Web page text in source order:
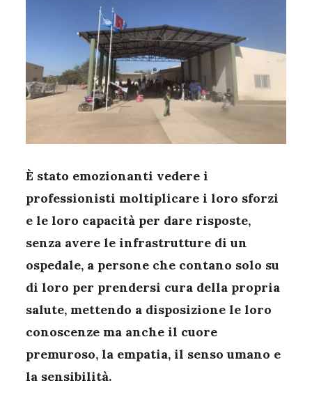
È stato emozionanti vedere i
professionisti moltiplicare i loro sforzi
e le loro capacità per dare risposte,
senza avere le infrastrutture di un
ospedale, a persone che contano solo su
di loro per prendersi cura della propria
salute, mettendo a disposizione le loro
conoscenze ma anche il cuore
premuroso, la empatia, il senso umano e
la sensibilità.